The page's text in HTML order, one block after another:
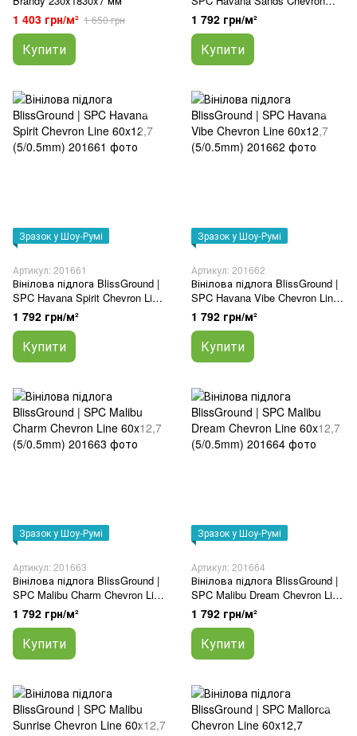
1 403 грн/м² 1 650 грн
Купити
Line 60x12,7 (5/0.5mm)
1 792 грн/м²
Купити
Зразок у Шоу-Румі
Артикул: 201661
Вінілова підлога BlissGround |
SPC Havana Spirit Chevron Line
60x12,7 (5/0.5mm)
1 792 грн/м²
Купити
Зразок у Шоу-Румі
Артикул: 201662
Вінілова підлога BlissGround |
SPC Havana Vibe Chevron Line
60x12,7 (5/0.5mm)
1 792 грн/м²
Купити
Зразок у Шоу-Румі
Артикул: 201663
Вінілова підлога BlissGround |
SPC Malibu Charm Chevron Line
60x12,7 (5/0.5mm)
1 792 грн/м²
Купити
Зразок у Шоу-Румі
Артикул: 201664
Вінілова підлога BlissGround |
SPC Malibu Dream Chevron Line
60x12,7 (5/0.5mm)
1 792 грн/м²
Купити